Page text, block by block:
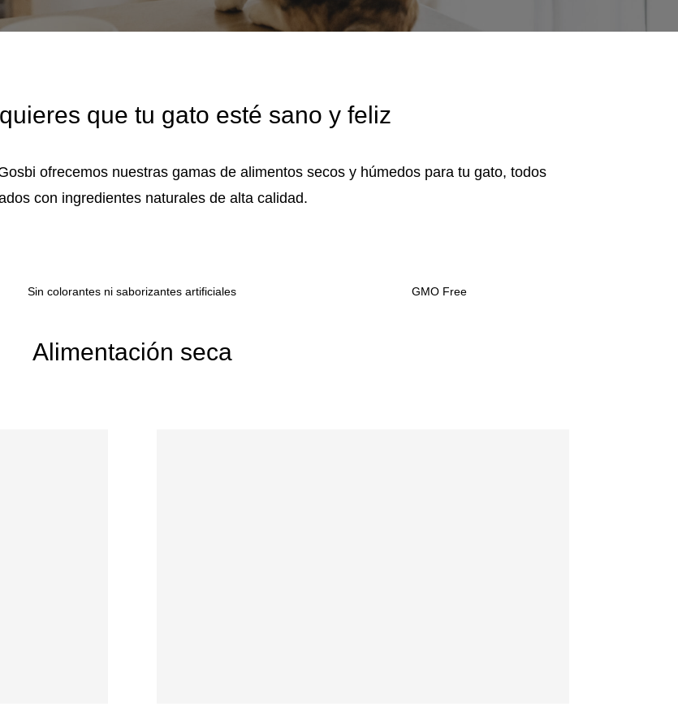
que tu gato esté sano y feliz
ofrecemos nuestras gamas de alimentos secos y húmedos para tu gato, todos
con ingredientes naturales de alta calidad.
Sin colorantes ni saborizantes artificiales GMO Free
Alimentación seca